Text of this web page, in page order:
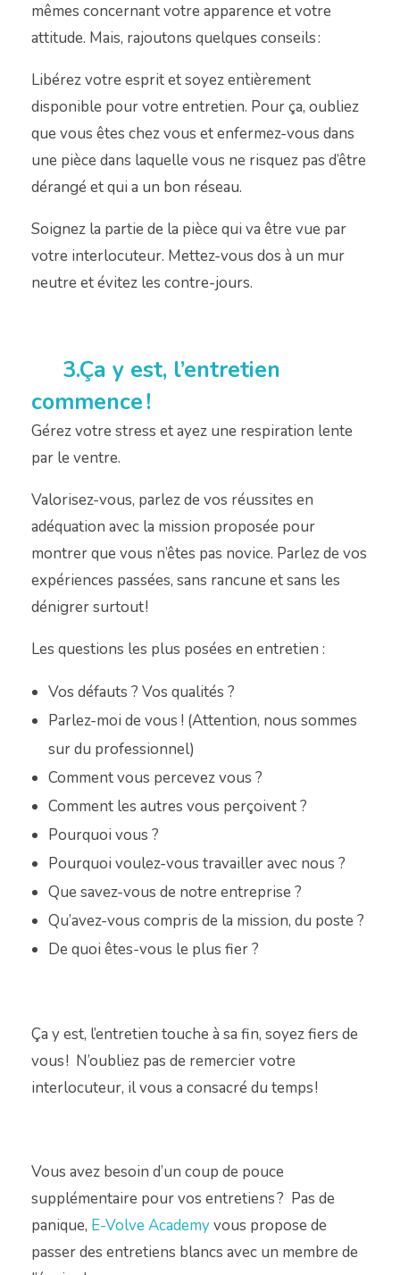
mêmes concernant votre apparence et votre
attitude. Mais, rajoutons quelques conseils :
Libérez votre esprit et soyez entièrement
disponible pour votre entretien. Pour ça, oubliez
que vous êtes chez vous et enfermez-vous dans
une pièce dans laquelle vous ne risquez pas d’être
dérangé et qui a un bon réseau.
Soignez la partie de la pièce qui va être vue par
votre interlocuteur. Mettez-vous dos à un mur
neutre et évitez les contre-jours.
3.Ça y est, l’entretien
commence !
Gérez votre stress et ayez une respiration lente
par le ventre.
Valorisez-vous, parlez de vos réussites en
adéquation avec la mission proposée pour
montrer que vous n’êtes pas novice. Parlez de vos
expériences passées, sans rancune et sans les
dénigrer surtout !
Les questions les plus posées en entretien :
Vos défauts ? Vos qualités ?
Parlez-moi de vous ! (Attention, nous sommes
sur du professionnel)
Comment vous percevez vous ?
Comment les autres vous perçoivent ?
Pourquoi vous ?
Pourquoi voulez-vous travailler avec nous ?
Que savez-vous de notre entreprise ?
Qu’avez-vous compris de la mission, du poste ?
De quoi êtes-vous le plus fier ?
Ça y est, l’entretien touche à sa fin, soyezfiers de
vous ! N’oubliez pas de remercier votre
interlocuteur, il vous a consacré du temps !
Vous avez besoin d’un coup de pouce
supplémentaire pour vos entretiens ? Pas de
panique, E-Volve Academyvous propose de
passer des entretiens blancs avec un membre de